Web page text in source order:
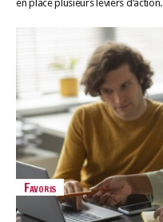
en place plusieurs leviers d’action.
Favoris